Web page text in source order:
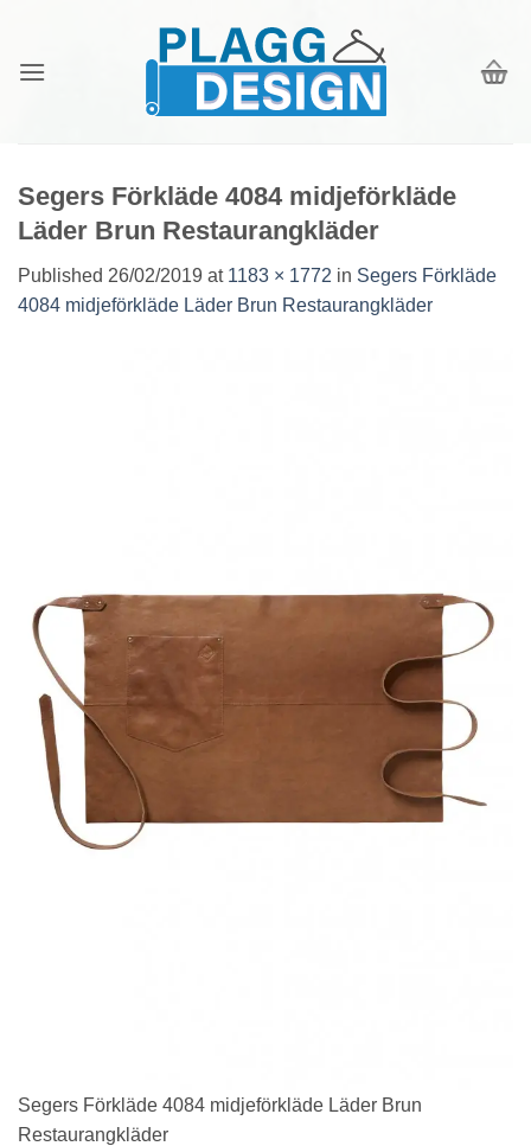
content
Segers Förkläde 4084 midjeförkläde
Läder Brun Restaurangkläder
Published 26/02/2019 at 1183 × 1772 in Segers Förkläde
4084 midjeförkläde Läder Brun Restaurangkläder
Segers Förkläde 4084 midjeförkläde Läder Brun
Restaurangkläder